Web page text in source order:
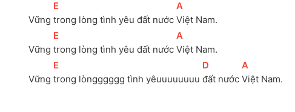
Vững
[E
trong lòng tình yêu đất nước
[
A
Việt Nam.
Vững
[E
trong lòng tình yêu đất nước
[
A
Việt Nam.
Vững
[E
trong lòngggggg tình yêuuuuuuuu
[D
đất nước
[
A
Việt Nam.